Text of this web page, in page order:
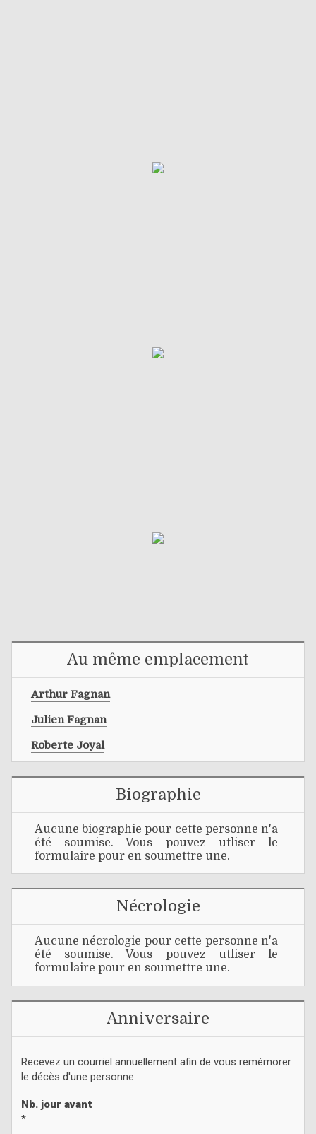
Au même emplacement
Arthur Fagnan
Julien Fagnan
Roberte Joyal
Biographie
Aucune biographie pour cette personne n'a
été soumise. Vous pouvez utliser le
formulaire pour en soumettre une.
Nécrologie
Aucune nécrologie pour cette personne n'a
été soumise. Vous pouvez utliser le
formulaire pour en soumettre une.
Anniversaire
Recevez un courriel annuellement afin de vous remémorer
le décès d'une personne.
Nb. jour avant
*